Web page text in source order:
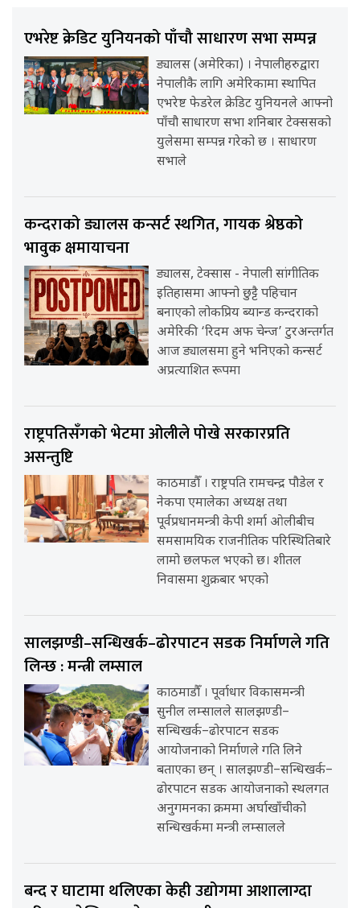
एभरेष्ट क्रेडिट युनियनको पाँचौ साधारण सभा सम्पन्न
ड्यालस (अमेरिका) । नेपालीहरुद्वारा
नेपालीकै लागि अमेरिकामा स्थापित
एभरेष्ट फेडरेल क्रेडिट युनियनले आफ्नो
पाँचौ साधारण सभा शनिबार टेक्ससको
युलेसमा सम्पन्न गरेको छ । साधारण
सभाले
कन्दराको ड्यालस कन्सर्ट स्थगित, गायक श्रेष्ठको
भावुक क्षमायाचना
ड्यालस, टेक्सास - नेपाली सांगीतिक
इतिहासमा आफ्नो छुट्टै पहिचान
बनाएको लोकप्रिय ब्यान्ड कन्दराको
अमेरिकी ‘रिदम अफ चेन्ज’ टुरअन्तर्गत
आज ड्यालसमा हुने भनिएको कन्सर्ट
अप्रत्याशित रूपमा
राष्ट्रपतिसँगको भेटमा ओलीले पोखे सरकारप्रति
असन्तुष्टि
काठमाडौँ । राष्ट्रपति रामचन्द्र पौडेल र
नेकपा एमालेका अध्यक्ष तथा
पूर्वप्रधानमन्त्री केपी शर्मा ओलीबीच
समसामयिक राजनीतिक परिस्थितिबारे
लामो छलफल भएको छ। शीतल
निवासमा शुक्रबार भएको
सालझण्डी–सन्धिखर्क–ढोरपाटन सडक निर्माणले गति
लिन्छ : मन्त्री लम्साल
काठमाडौँ । पूर्वाधार विकासमन्त्री
सुनील लम्सालले सालझण्डी–
सन्धिखर्क–ढोरपाटन सडक
आयोजनाको निर्माणले गति लिने
बताएका छन् । सालझण्डी–सन्धिखर्क–
ढोरपाटन सडक आयोजनाको स्थलगत
अनुगमनका क्रममा अर्घाखाँचीको
सन्धिखर्कमा मन्त्री लम्सालले
बन्द र घाटामा थलिएका केही उद्योगमा आशालाग्दा